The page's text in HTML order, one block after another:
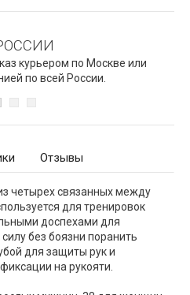
курьером по Москве или
по всей России.
Отзывы
четырех связанных между
для тренировок
доспехами для
без боязни поранить
для защиты рук и
на рукояти.